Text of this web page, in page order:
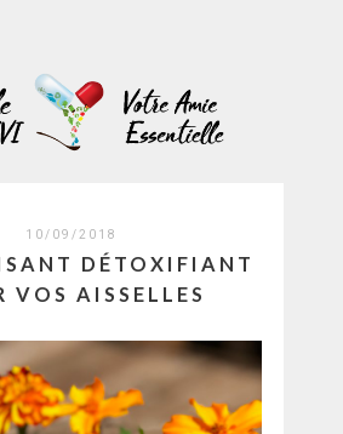
10/09/2018
DÉTOXIFIANT
VOS AISSELLES